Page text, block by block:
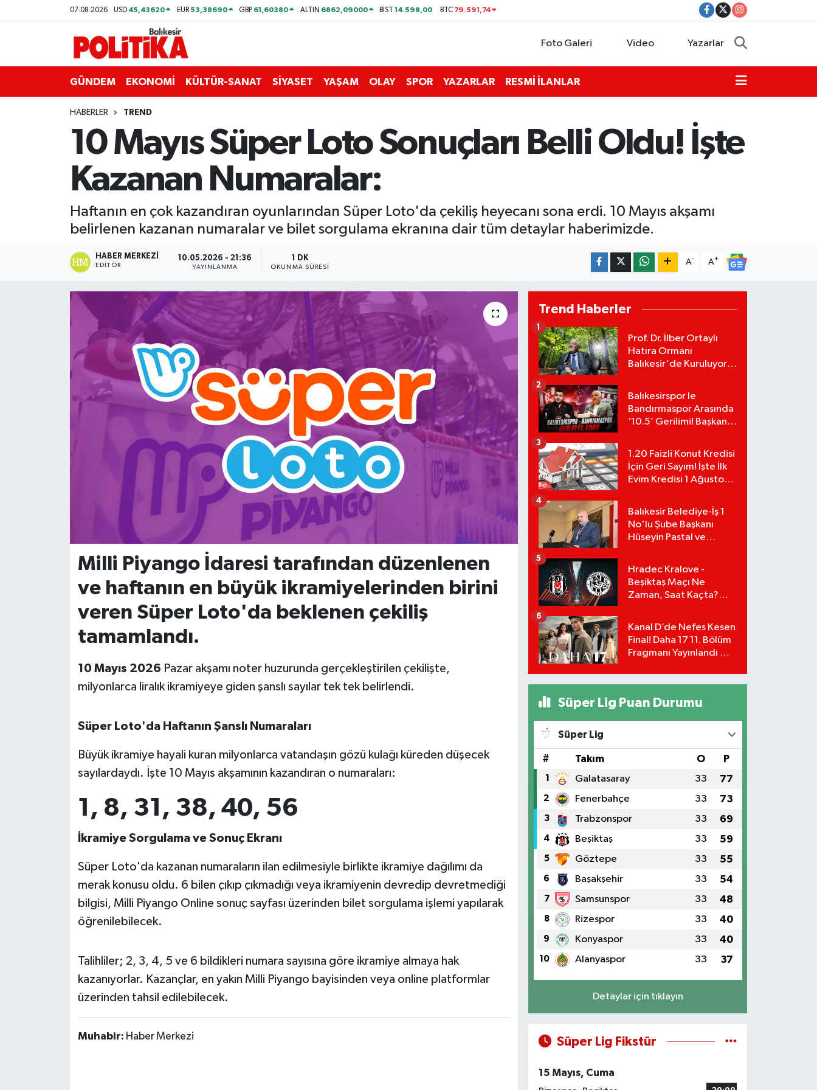
07-08-2026 USD 45,43620 EUR53,38690 GBP 61,60380 ALTIN 6862,09000 BİST14.598,00 BTC 79.591,74
Foto Galeri Video Yazarlar
GÜNDEM EKONOMİ KÜLTÜR-SANAT SİYASET YAŞAM OLAY SPOR YAZARLAR RESMİ İLANLAR
HABERLER TREND
10 Mayıs Süper Loto Sonuçları Belli Oldu! İşte
Kazanan Numaralar:
Haftanın en çok kazandıran oyunlarından Süper Loto'da çekiliş heyecanı sona erdi. 10 Mayıs akşamı
belirlenen kazanan numaralar ve bilet sorgulama ekranına dair tüm detaylar haberimizde.
HABER MERKEZI
EDITÖR
10.05.2026 - 21:36
YAYINLANMA
1 DK
OKUNMA SÜRESI
A- A+
Milli Piyango İdaresi tarafından düzenlenen
ve haftanın en büyük ikramiyelerinden birini
veren Süper Loto'da beklenen çekiliş
tamamlandı.
10 Mayıs 2026 Pazar akşamı noter huzurunda gerçekleştirilen çekilişte,
milyonlarca liralık ikramiyeye giden şanslı sayılar tek tek belirlendi.
Süper Loto'da Haftanın Şanslı Numaraları
Büyük ikramiye hayali kuran milyonlarca vatandaşın gözü kulağı küreden düşecek
sayılardaydı. İşte 10 Mayıs akşamının kazandıran o numaraları:
1, 8, 31, 38, 40, 56
İkramiye Sorgulama ve Sonuç Ekranı
Süper Loto'da kazanan numaraların ilan edilmesiyle birlikte ikramiye dağılımı da
merak konusu oldu. 6 bilen çıkıp çıkmadığı veya ikramiyenin devredip devretmediği
bilgisi, Milli Piyango Online sonuç sayfası üzerinden bilet sorgulama işlemi yapılarak
öğrenilebilecek.
Talihliler; 2, 3, 4, 5 ve 6 bildikleri numara sayısına göre ikramiye almaya hak
kazanıyorlar. Kazançlar, en yakın Milli Piyango bayisinden veya online platformlar
üzerinden tahsil edilebilecek.
Muhabir: Haber Merkezi
Trend Haberler
Prof. Dr. İlber Ortaylı
Hatıra Ormanı
Balıkesir'de Kuruluyor!
1
Balıkesirspor le
Bandırmaspor Arasında
‘10.5’ Gerilimi! Başkan
Tepki!
2
1.20 Faizli Konut Kredisi
İçin Geri Sayım! İşte İlk
Evim Kredisi 1 Ağustos
Hesaplama Tablosu:
3
Balıkesir Belediye-İş 1
No'lu Şube Başkanı
Hüseyin Pastal ve
4
Hradec Kralove -
Beşiktaş Maçı Ne
Zaman, Saat Kaçta?
Detayları!
5
Kanal D’de Nefes Kesen
Final! Daha 17 11. Bölüm
Fragmanı Yayınlandı Mı?
6
Süper Lig Puan Durumu
Süper Lig
# Takım O P
1 Galatasaray 33 77
2 Fenerbahçe 33 73
3 Trabzonspor 33 69
4 Beşiktaş 33 59
5 Göztepe 33 55
6 Başakşehir 33 54
7 Samsunspor 33 48
8 Rizespor 33 40
9 Konyaspor 33 40
10 Alanyaspor 33 37
Detaylar için tıklayın
Süper Lig Fikstür
15 Mayıs, Cuma
ASTROLOJİ
Burhaniye
Dursunbey
Edremit
KÜLTÜR-SANAT
Savaştepe
Balıkesir Nöbetçi Eczaneler
Balıkesir Hava Durumu
Balıkesir Namaz Vakitleri
Balıkesir Trafik Yoğunluk Haritası
Süper Lig Puan Durumu ve Fikstür
Son Dakika Haberleri
Haber Arşivi